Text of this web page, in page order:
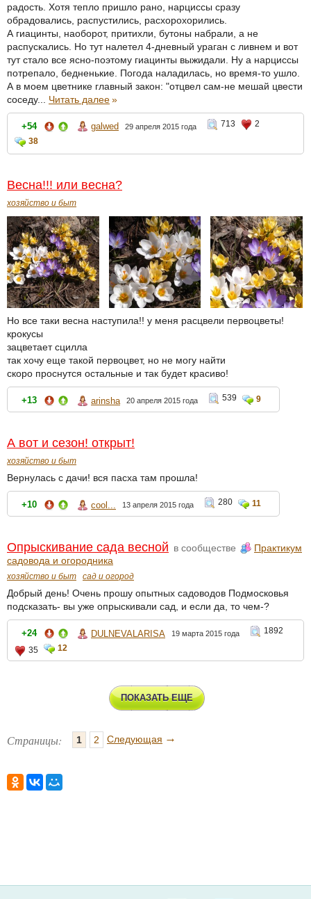
радость. Хотя тепло пришло рано, нарциссы сразу
обрадовались, распустились, расхорохорились.
А гиацинты, наоборот, притихли, бутоны набрали, а не
распускались. Но тут налетел 4-дневный ураган с ливнем и вот
тут стало все ясно-поэтому гиацинты выжидали. Ну а нарциссы
потрепало, бедненькие. Погода наладилась, но время-то ушло.
А в моем цветнике главный закон: "отцвел сам-не мешай цвести
соседу... Читать далее»
+54 galwed 29 апреля 2015 года 713
2
38
Весна!!! или весна?
хозяйство и быт
Но все таки весна наступила!! у меня расцвели первоцветы!
крокусы
зацветает сцилла
так хочу еще такой первоцвет, но не могу найти
скоро проснутся остальные и так будет красиво!
+13 arinsha 20 апреля 2015 года 539 9
А вот и сезон! открыт!
хозяйство и быт
Вернулась с дачи! вся пасха там прошла!
+10 cool... 13 апреля 2015 года 280 11
Опрыскивание сада весной в сообществе
Практикум
садовода и огородника
хозяйство и быт сад и огород
Добрый день! Очень прошу опытных садоводов Подмосковья
подсказать- вы уже опрыскивали сад, и если да, то чем-?
+24 DULNEVALARISA 19 марта 2015 года
1892
35
12
ПОКАЗАТЬ ЕЩЕ
Страницы: 1 2 Следующая →